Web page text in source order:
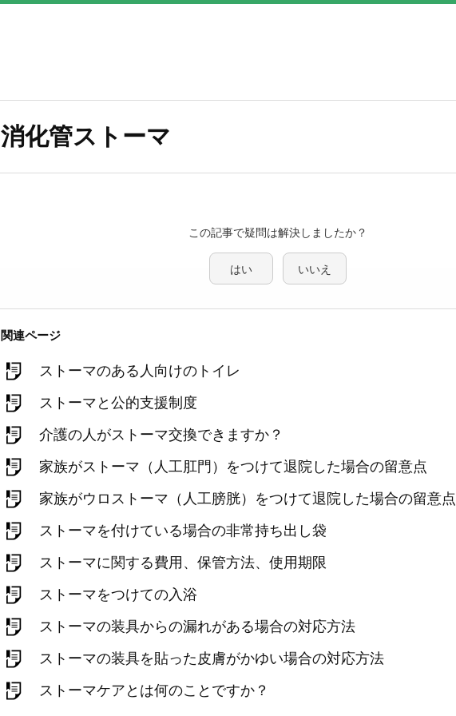
消化管ストーマ
この記事で疑問は解決しましたか？
はい いいえ
関連ページ
ストーマのある人向けのトイレ
ストーマと公的支援制度
介護の人がストーマ交換できますか？
家族がストーマ（人工肛門）をつけて退院した場合の留意点
家族がウロストーマ（人工膀胱）をつけて退院した場合の留意点
ストーマを付けている場合の非常持ち出し袋
ストーマに関する費用、保管方法、使用期限
ストーマをつけての入浴
ストーマの装具からの漏れがある場合の対応方法
ストーマの装具を貼った皮膚がかゆい場合の対応方法
ストーマケアとは何のことですか？